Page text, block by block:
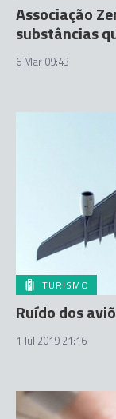
Associação
substâncias
6 Mar 09:43
TURISMO
Ruído dos
1 Jul 2019 21:16